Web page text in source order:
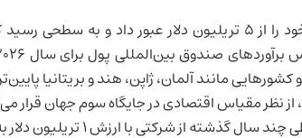
انویدیا برای نخستین بار ارزش بازار خود را از ۵ تریلیون دلار
صندوق بین‌المللی پول برای سال ۲۰۲۶، تنها آمریکا و
مانند آلمان، ژاپن،هندوبریتانیا
از نظر مقیاس اقتصادی در جایگاه سوم جهان قرار